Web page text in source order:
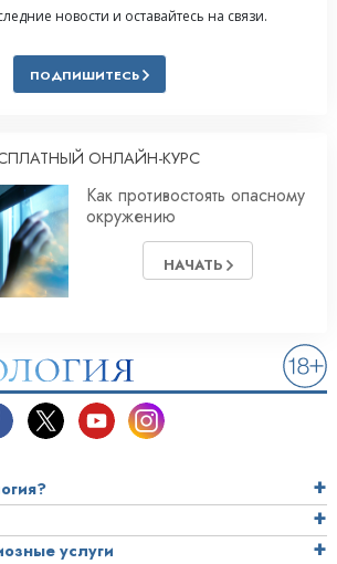
новости и оставайтесь на связи.
ПОДПИШИТЕСЬ
ОНЛАЙН-КУРС
Как противостоять опасному
окружению
НАЧАТЬ
услуги